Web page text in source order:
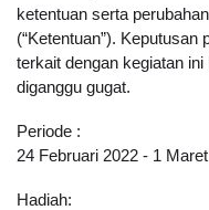
ketentuan serta
(“Ketentuan”).
terkait dengan kegiatan ini
diganggu gugat.
Periode :
24 Februari 2022 - 1
Hadiah: